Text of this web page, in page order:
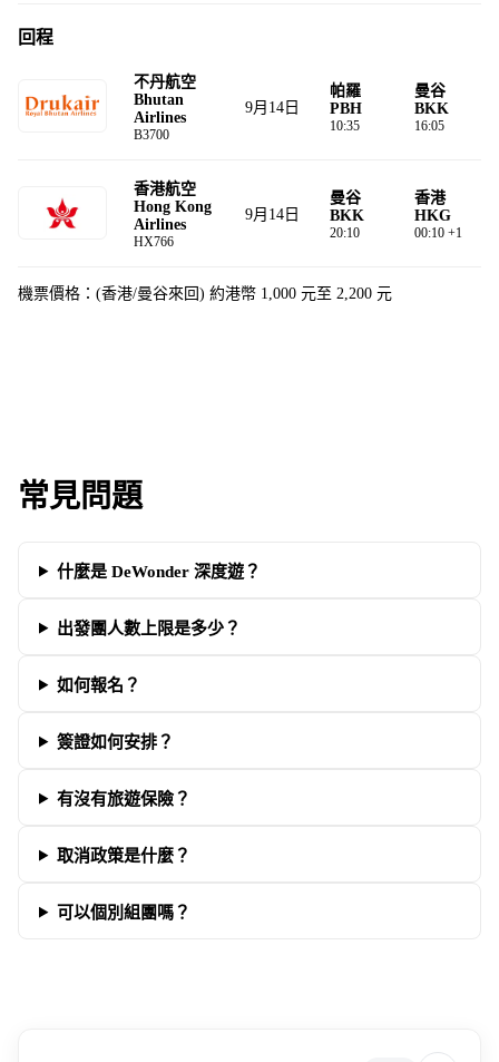
回程
不丹航空
Bhutan
Airlines
B3700
9月14日
帕羅
PBH
10:35
曼谷
BKK
16:05
香港航空
Hong Kong
Airlines
HX766
9月14日
曼⾕
BKK
20:10
香港
HKG
00:10 +1
機票價格：(香港/曼谷來回) 約港幣 1,000 元至 2,200 元
常見問題
什麼是 DeWonder 深度遊？
出發團人數上限是多少？
如何報名？
簽證如何安排？
有沒有旅遊保險？
取消政策是什麼？
可以個別組團嗎？